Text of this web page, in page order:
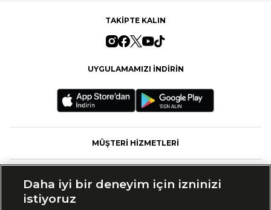
TAKİPTE KALIN
UYGULAMAMIZI İNDİRİN
MÜŞTERİ HİZMETLERİ
Daha iyi bir deneyim için izninizi
istiyoruz